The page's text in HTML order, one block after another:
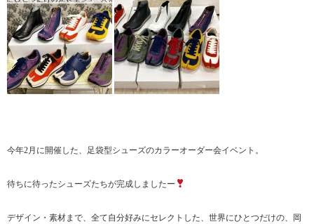
今年2月に開催した、足袋型シューズのカラーオーダー会イベント。
待ちに待ったシューズたちが完成しましたー
デザイン・素材まで、全て自分好みにセレクトした、世界にひとつだけの、岡